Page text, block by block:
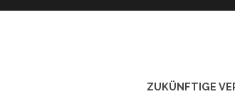
ZUKÜNFTIGE